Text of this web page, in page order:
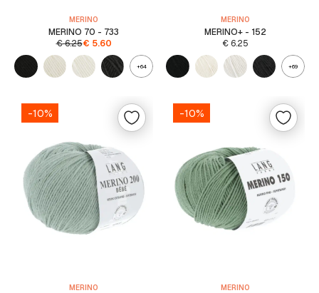
MERINO
MERINO 70 - 733
€6.25€ 5.60
+64
MERINO
MERINO+ - 152
€ 6.25
+69
-10%
MERINO
-10%
MERINO